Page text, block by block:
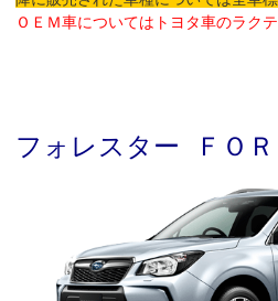
ＯＥＭ車についてはトヨタ車のラク
フォレスター ＦＯＲ